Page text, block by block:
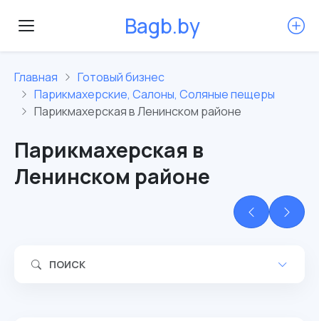
Bagb.by
Главная
Готовый бизнес
Парикмахерские, Салоны, Соляные пещеры
Парикмахерская в Ленинском районе
Парикмахерская в
Ленинском районе
ПОИСК